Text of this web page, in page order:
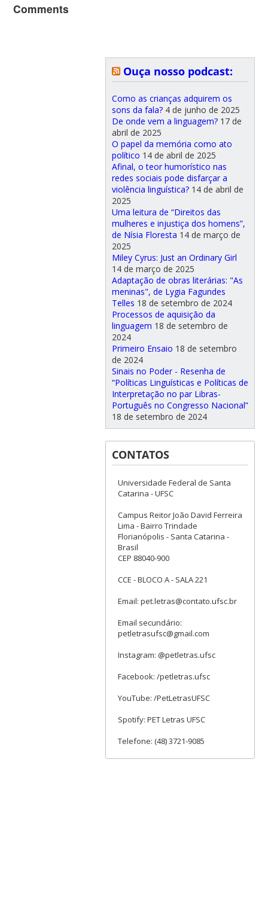
Comments
Ouça nosso podcast:
Como as crianças adquirem os
sons da fala? 4 de junho de 2025
De onde vem a linguagem? 17 de
abril de 2025
O papel da memória como ato
político 14 de abril de 2025
Afinal, o teor humorístico nas
redes sociais pode disfarçar a
violência linguística? 14 de abril de
2025
Uma leitura de “Direitos das
mulheres e injustiça dos homens”,
de Nísia Floresta 14 de março de
2025
Miley Cyrus: Just an Ordinary Girl
14 de março de 2025
Adaptação de obras literárias: "As
meninas", de Lygia Fagundes
Telles 18 de setembro de 2024
Processos de aquisição da
linguagem 18 de setembro de
2024
Primeiro Ensaio 18 de setembro
de 2024
Sinais no Poder - Resenha de
“Políticas Linguísticas e Políticas de
Interpretação no par Libras-
Português no Congresso Nacional”
18 de setembro de 2024
CONTATOS
Universidade Federal de Santa
Catarina - UFSC
Campus Reitor João David Ferreira
Lima - Bairro Trindade
Florianópolis - Santa Catarina -
Brasil
CEP 88040-900
CCE - BLOCO A - SALA 221
Email: pet.letras@contato.ufsc.br
Email secundário:
petletrasufsc@gmail.com
Instagram: @petletras.ufsc
Facebook: /petletras.ufsc
YouTube: /PetLetrasUFSC
Spotify: PET Letras UFSC
Telefone: (48) 3721-9085